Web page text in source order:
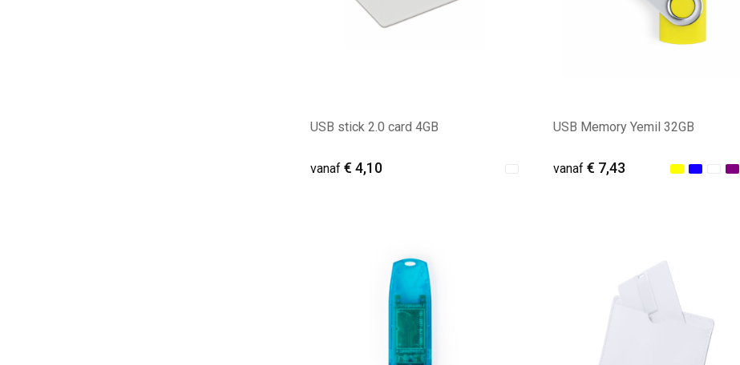
USB stick 2.0 card 4GB
vanaf € 4,10
USB Memory Yemil 32GB
vanaf€ 7,43